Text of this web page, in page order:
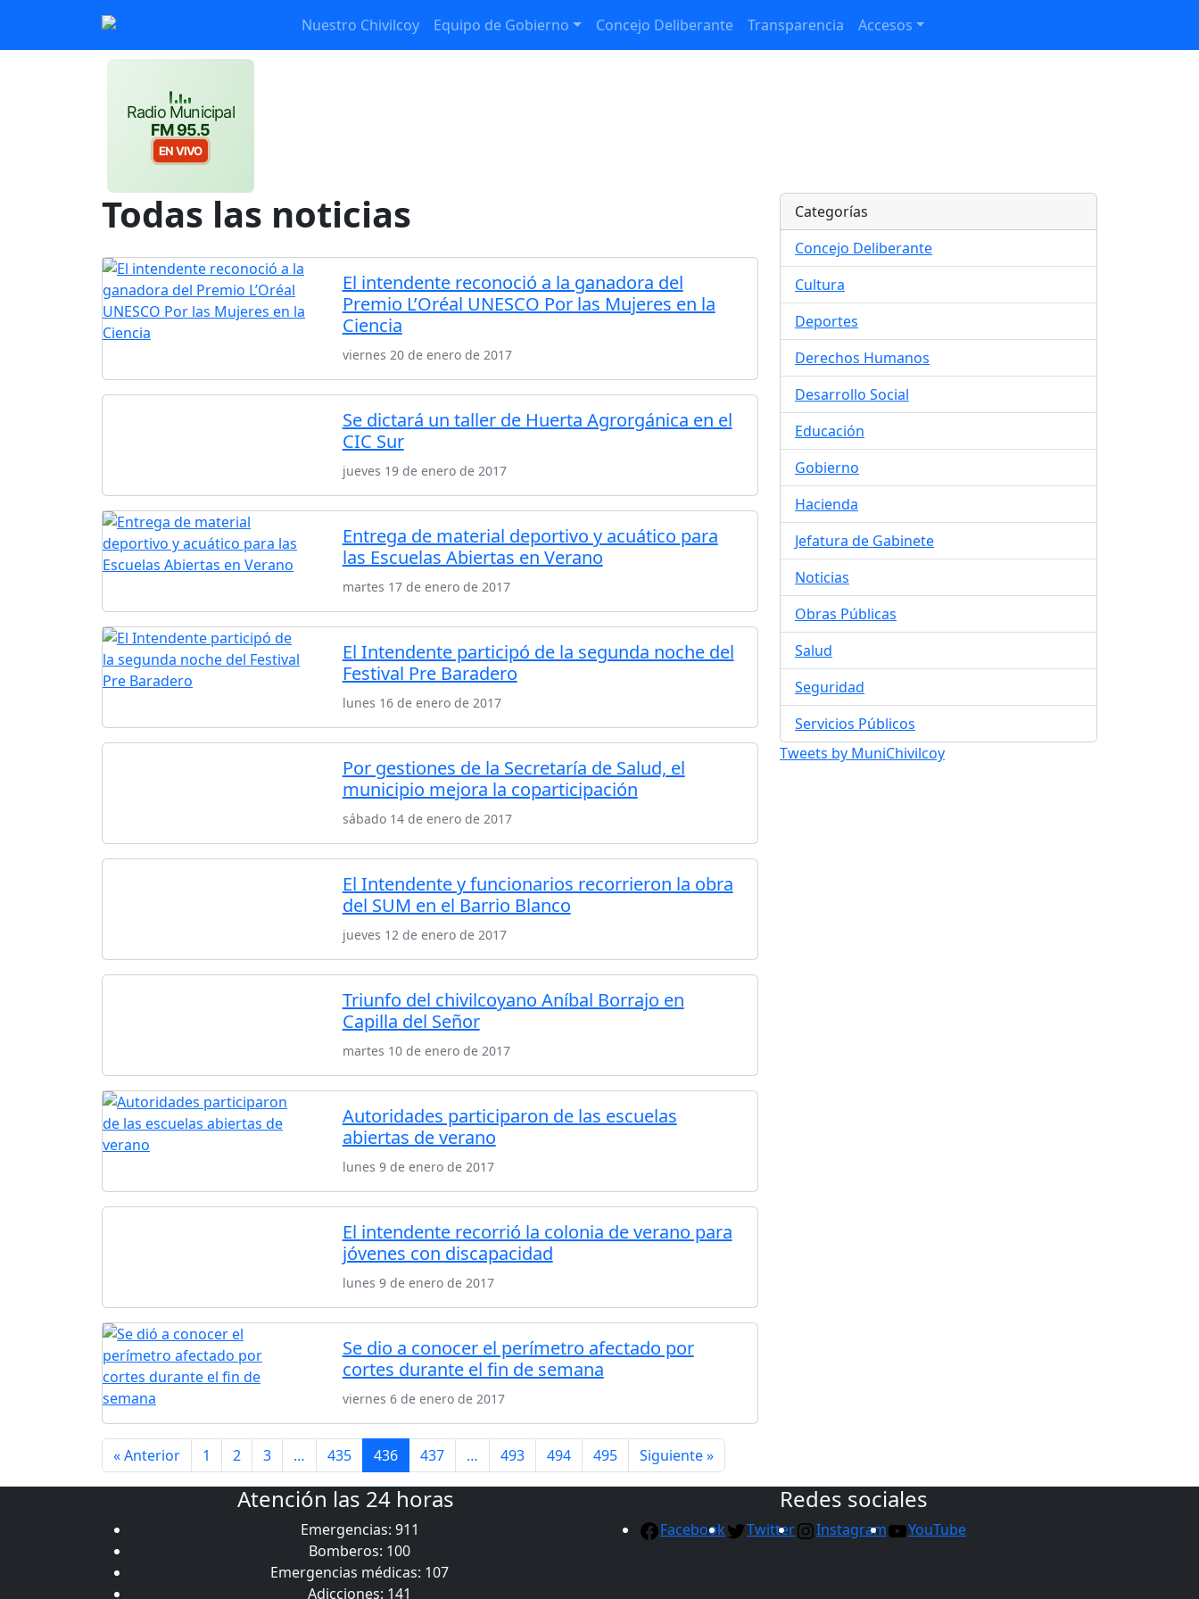
Nuestro Chivilcoy Equipo de Gobierno Concejo Deliberante Transparencia Accesos
Radio Municipal
FM 95.5
EN VIVO
Todas las noticias
El intendente reconoció a la ganadora del
Premio L’Oréal UNESCO Por las Mujeres en la
Ciencia
viernes 20 de enero de 2017
Se dictará un taller de Huerta Agrorgánica en el
CIC Sur
jueves 19 de enero de 2017
Entrega de material deportivo y acuático para
las Escuelas Abiertas en Verano
martes 17 de enero de 2017
El Intendente participó de la segunda noche del
Festival Pre Baradero
lunes 16 de enero de 2017
Por gestiones de la Secretaría de Salud, el
municipio mejora la coparticipación
sábado 14 de enero de 2017
El Intendente y funcionarios recorrieron la obra
del SUM en el Barrio Blanco
jueves 12 de enero de 2017
Triunfo del chivilcoyano Aníbal Borrajo en
Capilla del Señor
martes 10 de enero de 2017
Autoridades participaron de las escuelas
abiertas de verano
lunes 9 de enero de 2017
El intendente recorrió la colonia de verano para
jóvenes con discapacidad
lunes 9 de enero de 2017
Se dio a conocer el perímetro afectado por
cortes durante el fin de semana
viernes 6 de enero de 2017
« Anterior 1 2 3 … 435 436 437 … 493 494 495 Siguiente »
Categorías
Concejo Deliberante
Cultura
Deportes
Derechos Humanos
Desarrollo Social
Educación
Gobierno
Hacienda
Jefatura de Gabinete
Noticias
Obras Públicas
Salud
Seguridad
Servicios Públicos
Tweets by MuniChivilcoy
Atención las 24 horas
Emergencias: 911
Bomberos: 100
Emergencias médicas: 107
Adicciones: 141
Redes sociales
Facebook Twitter Instagram YouTube